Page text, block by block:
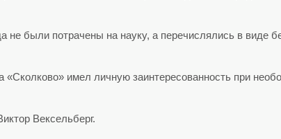
не были потрачены на науку, а перечислялись в виде
имел личную заинтересованность при
Вексельберг.